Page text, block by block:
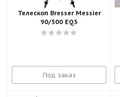
Телескоп Bresser Messier
90/500 EQ3
Под заказ